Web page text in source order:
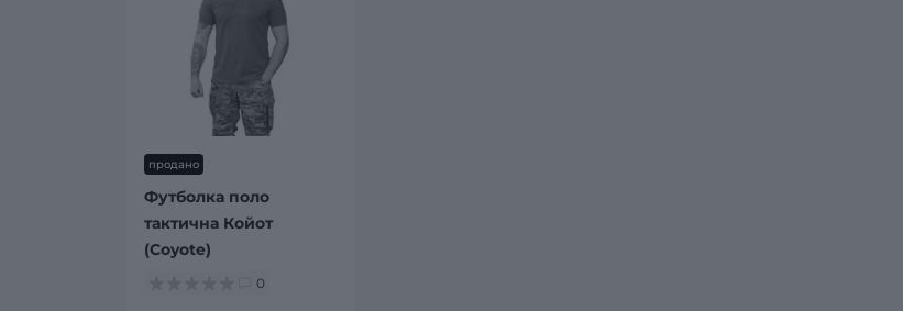
продано
Футболка поло
тактична Койот
(Coyote)
0